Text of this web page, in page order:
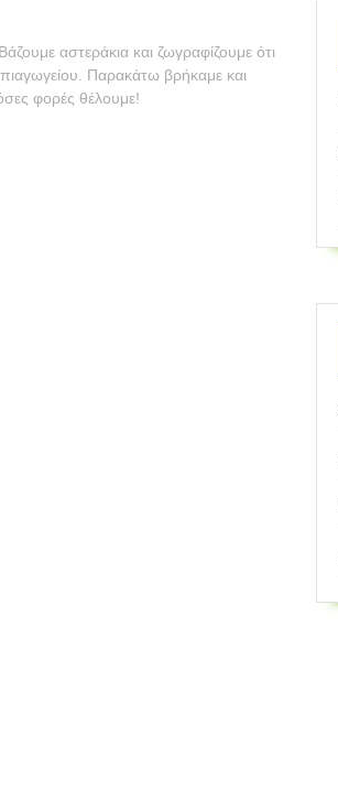
αστεράκια και ζωγραφίζουμε ότι
Παρακάτω βρήκαμε και
φορές θέλουμε!